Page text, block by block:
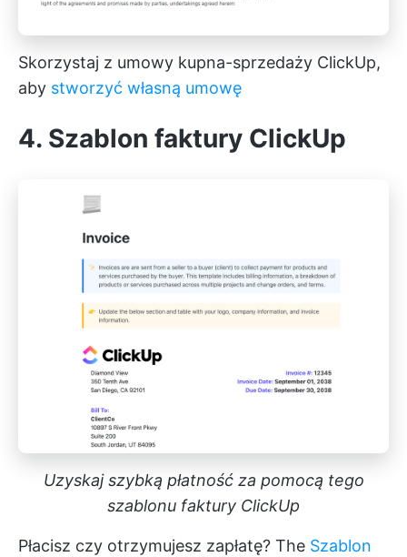
Skorzystaj z umowy kupna-sprzedaży ClickUp,
aby stworzyć własną umowę
4. Szablon faktury ClickUp
Uzyskaj szybką płatność za pomocą tego
szablonu faktury ClickUp
Płacisz czy otrzymujesz zapłatę? The Szablon